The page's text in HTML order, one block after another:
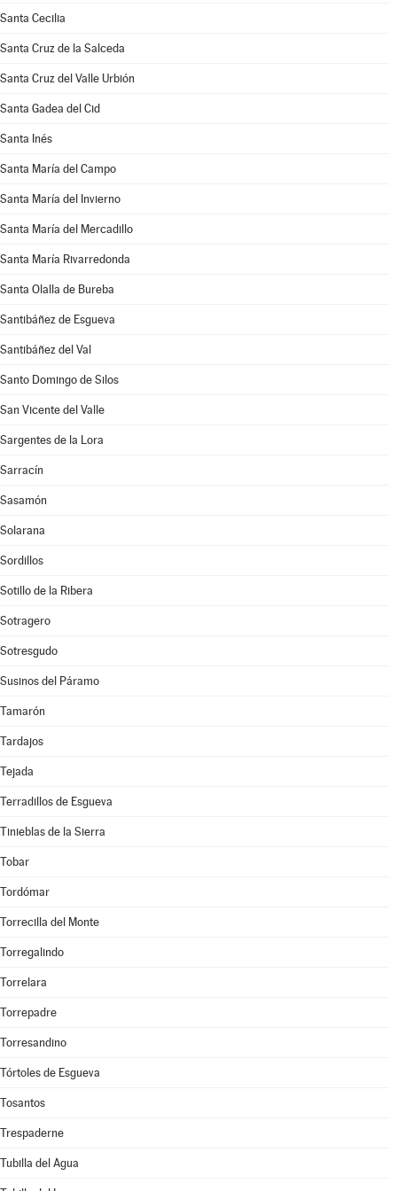
Santa Cecilia
Santa Cruz de la Salceda
Santa Cruz del Valle Urbión
Santa Gadea del Cid
Santa Inés
Santa María del Campo
Santa María del Invierno
Santa María del Mercadillo
Santa María Rivarredonda
Santa Olalla de Bureba
Santibáñez de Esgueva
Santibáñez del Val
Santo Domingo de Silos
San Vicente del Valle
Sargentes de la Lora
Sarracín
Sasamón
Solarana
Sordillos
Sotillo de la Ribera
Sotragero
Sotresgudo
Susinos del Páramo
Tamarón
Tardajos
Tejada
Terradillos de Esgueva
Tinieblas de la Sierra
Tobar
Tordómar
Torrecilla del Monte
Torregalindo
Torrelara
Torrepadre
Torresandino
Tórtoles de Esgueva
Tosantos
Trespaderne
Tubilla del Agua